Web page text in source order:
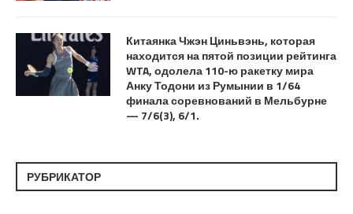
Китаянка Чжэн Циньвэнь, которая
находится на пятой позиции рейтинга
WTA, одолела 110-ю ракетку мира
Анку Тодони из Румынии в 1/64
финала соревнований в Мельбурне
— 7/6(3), 6/1.
РУБРИКАТОР